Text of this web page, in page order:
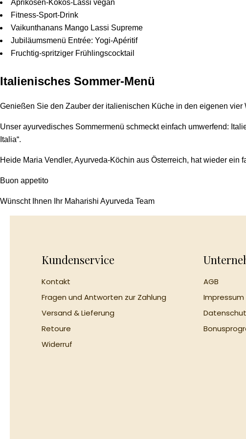
Aprikosen-Kokos-Lassi vegan
Fitness-Sport-Drink
Vaikunthanans Mango Lassi Supreme
Jubiläumsmenü Entrée: Yogi-Apéritif
Fruchtig-spritziger Frühlingscocktail
Italienisches Sommer-Menü
Genießen Sie den Zauber der italienischen Küche in den eigenen vier
Unser ayurvedisches Sommermenü schmeckt einfach umwerfend: Italienisch, vegetarisch und leicht nachzukochen. Überraschen Sie Freunde und Familie mit Köstlichkeiten aus „Bella
Italia“.
Heide Maria Vendler, Ayurveda-Köchin aus Österreich, hat wieder
Buon appetito
wünscht Ihnen Ihr Maharishi Ayurveda Team
Kundenservice
Kontakt
Fragen und Antworten zur Zahlung
Versand & Lieferung
Retoure
Widerruf
AGB
Impressum